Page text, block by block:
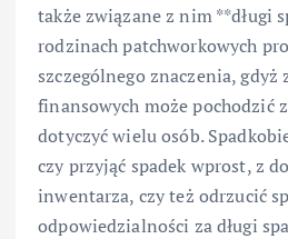
także związane z nim **długi
rodzinach patchworkowych
szczególnego znaczenia, gdyż
finansowych może pochodzić
dotyczyć wielu osób.
czy przyjąć spadek wprost, z
inwentarza, czy też odrzucić
odpowiedzialności za długi